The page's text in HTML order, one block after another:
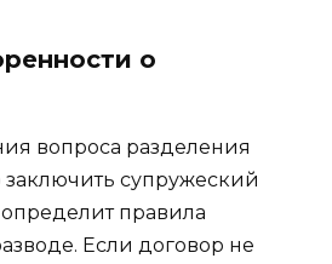
о
вопроса разделения
супружеский
правила
Если договор не